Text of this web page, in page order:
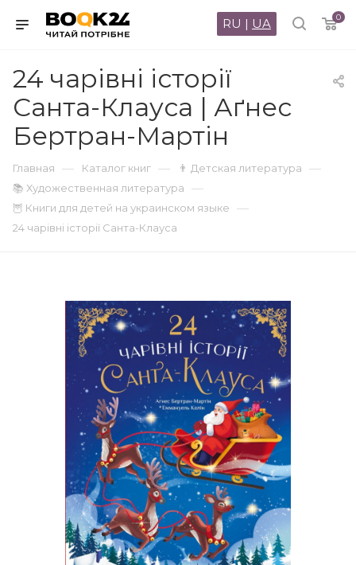
0
RU | UA
24 чарівні історії
Санта-Клауса | Аґнес
Бертран-Мартін
Главная — Каталог книг — 👨 Детская литература —
📚 Художественная литература —
🦉 Книги для детей на украинском языке —
24 чарівні історії Санта-Клауса